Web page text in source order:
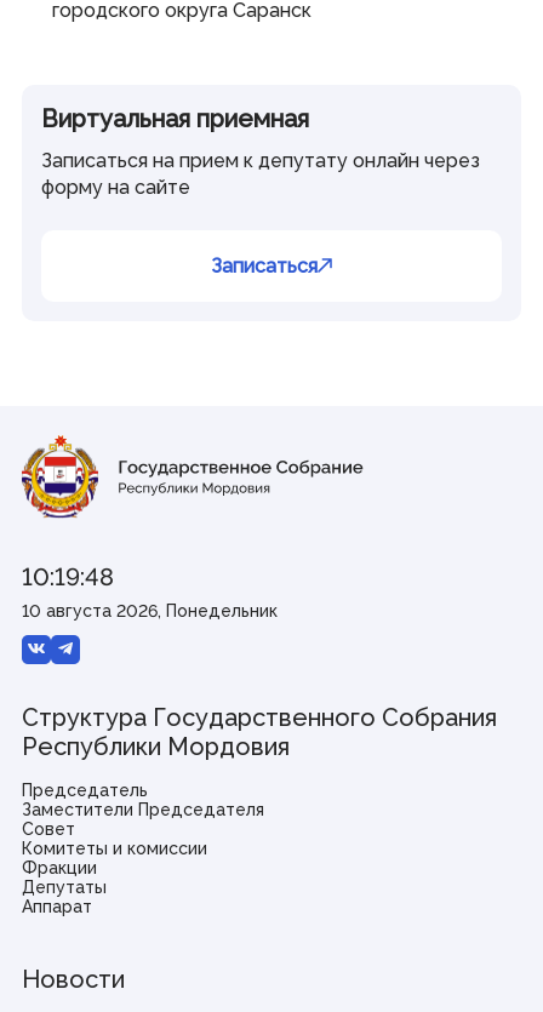
городского округа Саранск
Виртуальная приемная
Записаться на прием к депутату онлайн через
форму на сайте
Записаться
10:19:48
10 августа 2026, Понедельник
Структура Государственного Собрания
Республики Мордовия
Председатель
Заместители Председателя
Совет
Комитеты и комиссии
Фракции
Депутаты
Аппарат
Новости